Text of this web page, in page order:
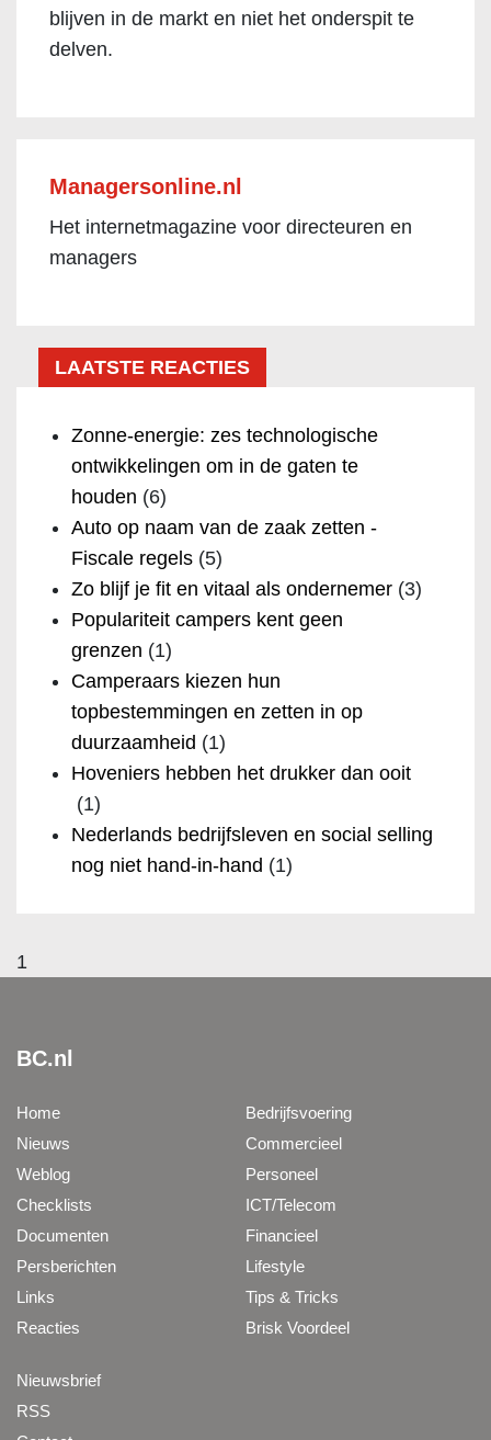
blijven in de markt en niet het onderspit te
delven.
Managersonline.nl
Het internetmagazine voor directeuren en
managers
LAATSTE REACTIES
Zonne-energie: zes technologische
ontwikkelingen om in de gaten te
houden (6)
Auto op naam van de zaak zetten -
Fiscale regels (5)
Zo blijf je fit en vitaal als ondernemer (3)
Populariteit campers kent geen
grenzen (1)
Camperaars kiezen hun
topbestemmingen en zetten in op
duurzaamheid (1)
Hoveniers hebben het drukker dan ooit
(1)
Nederlands bedrijfsleven en social selling
nog niet hand-in-hand (1)
1
BC.nl
Home
Nieuws
Weblog
Checklists
Documenten
Persberichten
Links
Reacties
Bedrijfsvoering
Commercieel
Personeel
ICT/Telecom
Financieel
Lifestyle
Tips & Tricks
Brisk Voordeel
Nieuwsbrief
RSS